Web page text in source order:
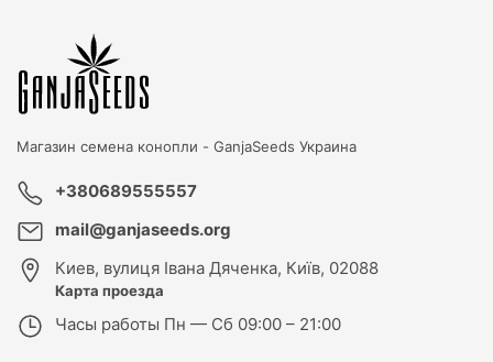
Магазин семена конопли - GanjaSeeds Украина
+380689555557
mail@ganjaseeds.org
Киев, вулиця Івана Дяченка, Київ, 02088
Карта проезда
Часы работы Пн — Сб 09:00 – 21:00